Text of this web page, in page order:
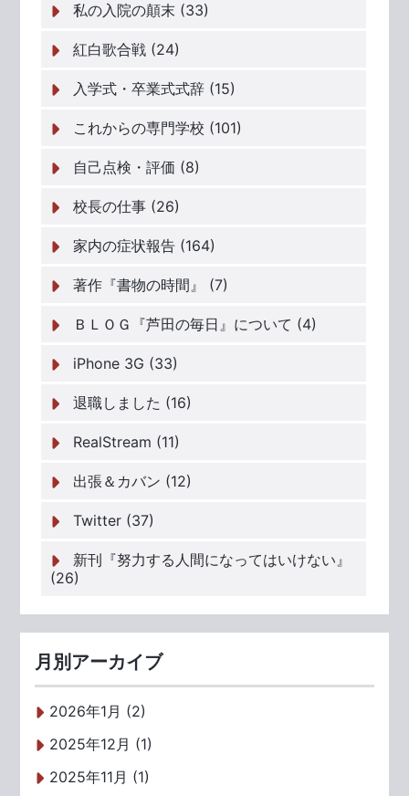
私の入院の顛末 (33)
紅白歌合戦 (24)
入学式・卒業式式辞 (15)
これからの専門学校 (101)
自己点検・評価 (8)
校長の仕事 (26)
家内の症状報告 (164)
著作『書物の時間』 (7)
ＢＬＯＧ『芦田の毎日』について (4)
iPhone 3G (33)
退職しました (16)
RealStream (11)
出張＆カバン (12)
Twitter (37)
新刊『努力する人間になってはいけない』
(26)
月別アーカイブ
2026年1月 (2)
2025年12月 (1)
2025年11月 (1)